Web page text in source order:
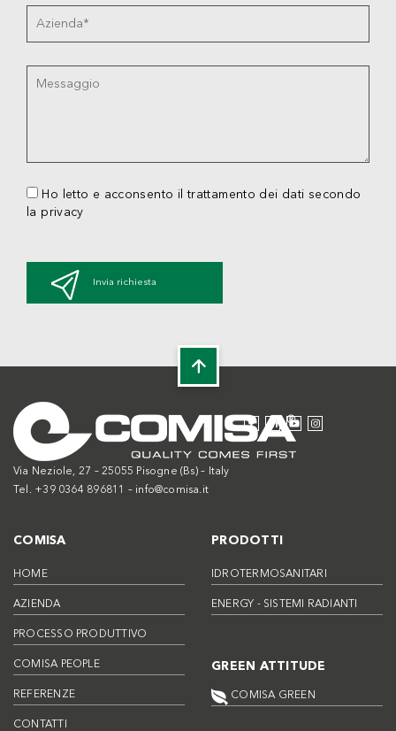
Ho letto e acconsento il trattamento dei dati secondo
la privacy
Invia richiesta
Via Neziole, 27 – 25055 Pisogne (Bs) – Italy
Tel. +39 0364 896811 – info@comisa.it
COMISA
HOME
AZIENDA
PROCESSO PRODUTTIVO
COMISA PEOPLE
REFERENZE
CONTATTI
PRODOTTI
IDROTERMOSANITARI
ENERGY - SISTEMI RADIANTI
GREEN ATTITUDE
COMISA GREEN